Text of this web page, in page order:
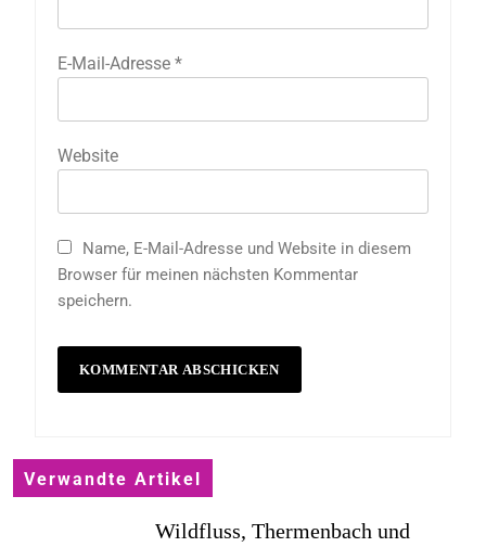
E-Mail-Adresse *
Website
Name, E-Mail-Adresse und Website in diesem
Browser für meinen nächsten Kommentar
speichern.
Verwandte Artikel
Wildfluss, Thermenbach und